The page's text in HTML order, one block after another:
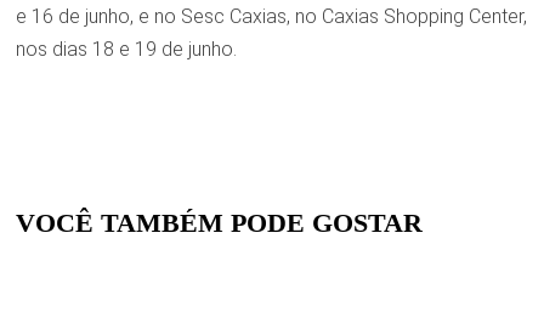
e 16 de junho, e no Sesc Caxias, no Caxias Shopping Center,
nos dias 18 e 19 de junho.
VOCÊ TAMBÉM PODE GOSTAR